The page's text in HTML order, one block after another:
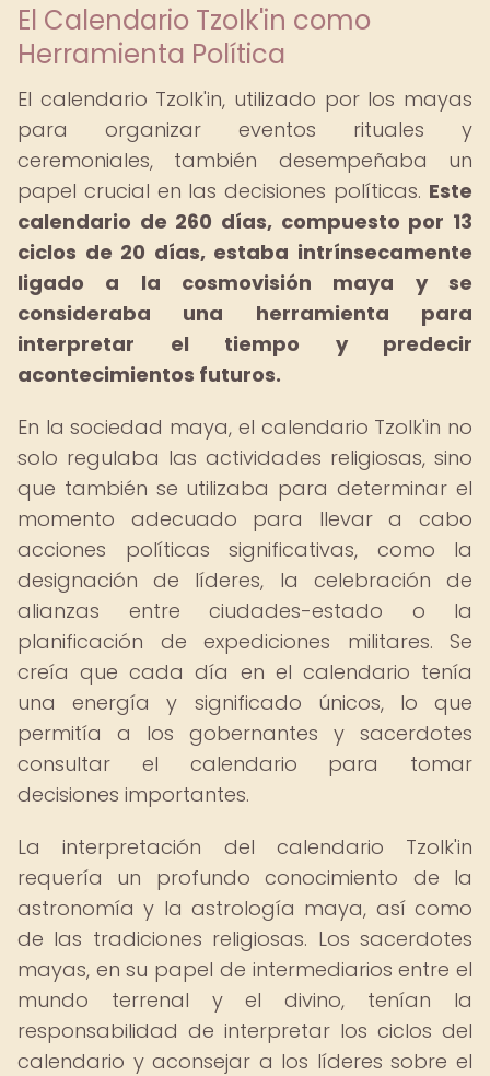
El Calendario Tzolk'in como
Herramienta Política
El calendario Tzolk'in, utilizado por los mayas
para organizar eventos rituales y
ceremoniales, también desempeñaba un
papel crucial en las decisiones políticas. Este
calendario de 260 días, compuesto por 13
ciclos de 20 días, estaba intrínsecamente
ligado a la cosmovisión maya y se
consideraba una herramienta para
interpretar el tiempo y predecir
acontecimientos futuros.
En la sociedad maya, el calendario Tzolk'in no
solo regulaba las actividades religiosas, sino
que también se utilizaba para determinar el
momento adecuado para llevar a cabo
acciones políticas significativas, como la
designación de líderes, la celebración de
alianzas entre ciudades-estado o la
planificación de expediciones militares. Se
creía que cada día en el calendario tenía
una energía y significado únicos, lo que
permitía a los gobernantes y sacerdotes
consultar el calendario para tomar
decisiones importantes.
La interpretación del calendario Tzolk'in
requería un profundo conocimiento de la
astronomía y la astrología maya, así como
de las tradiciones religiosas. Los sacerdotes
mayas, en su papel de intermediarios entre el
mundo terrenal y el divino, tenían la
responsabilidad de interpretar los ciclos del
calendario y aconsejar a los líderes sobre el